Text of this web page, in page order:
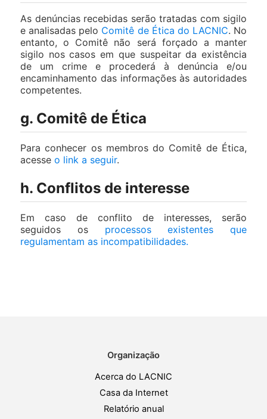
As denúncias recebidas serão tratadas com sigilo
e analisadas pelo Comitê de Ética do LACNIC. No
entanto, o Comitê não será forçado a manter
sigilo nos casos em que suspeitar da existência
de um crime e procederá à denúncia e/ou
encaminhamento das informações às autoridades
competentes.
g. Comitê de Ética
Para conhecer os membros do Comitê de Ética,
acesse o link a seguir.
h. Conflitos de interesse
Em caso de conflito de interesses, serão
seguidos os processos existentes que
regulamentam as incompatibilidades.
Organização
Acerca do LACNIC
Casa da Internet
Relatório anual